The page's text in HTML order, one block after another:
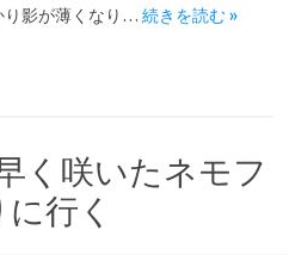
り影が薄くなり… 続きを読む »
く咲いたネモフ
行く